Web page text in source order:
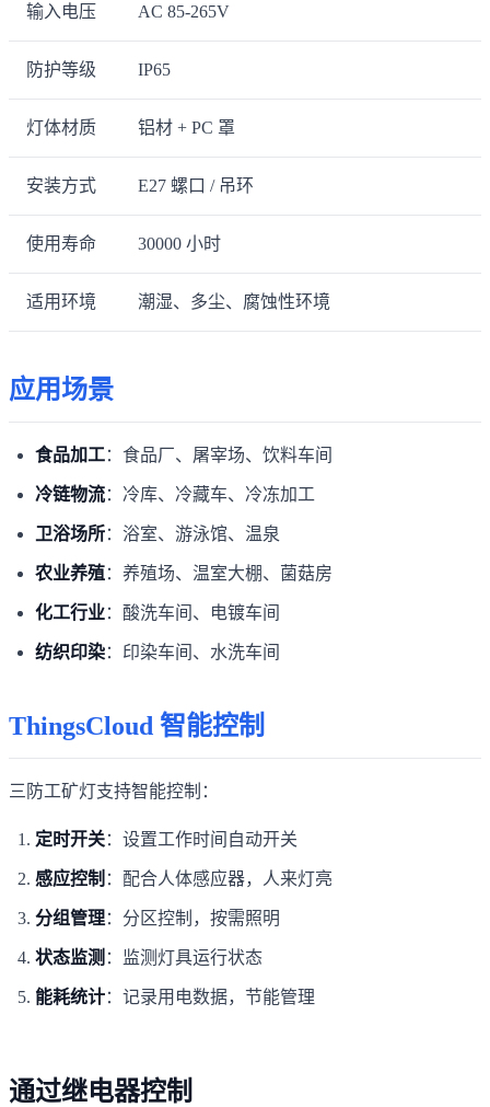
输入电压 AC 85-265V
防护等级 IP65
灯体材质 铝材 + PC 罩
安装方式 E27 螺口 / 吊环
使用寿命 30000 小时
适用环境 潮湿、多尘、腐蚀性环境
应用场景
食品加工：食品厂、屠宰场、饮料车间
冷链物流：冷库、冷藏车、冷冻加工
卫浴场所：浴室、游泳馆、温泉
农业养殖：养殖场、温室大棚、菌菇房
化工行业：酸洗车间、电镀车间
纺织印染：印染车间、水洗车间
ThingsCloud 智能控制
三防工矿灯支持智能控制：
定时开关：设置工作时间自动开关
感应控制 ：配合人体感应器，人来灯亮
分组管理：分区控制，按需照明
状态监测 ：监测灯具运行状态
能耗统计：记录用电数据，节能管理
通过继电器控制